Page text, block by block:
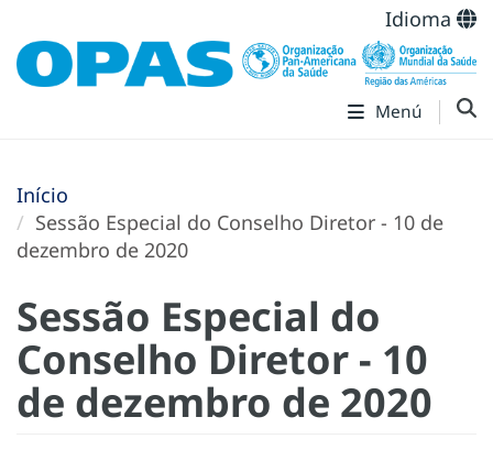
Idioma
Menú
Início
Sessão Especial do Conselho Diretor - 10 de
dezembro de 2020
Sessão Especial do
Conselho Diretor - 10
de dezembro de 2020